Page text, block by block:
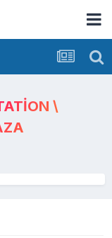
\